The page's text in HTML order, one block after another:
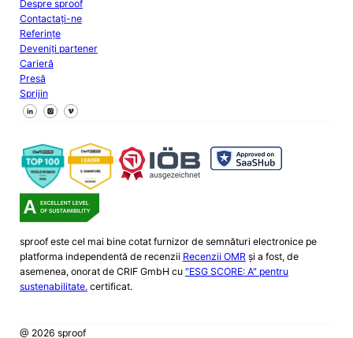
Despre sproof
Contactați-ne
Referințe
Deveniți partener
Carieră
Presă
Sprijin
Urmăriți-ne pe Facebook
Urmăriți-ne pe X
Urmăriți-ne pe LinkedIn
sproof este cel mai bine cotat furnizor de semnături electronice pe
platforma independentă de recenzii Recenzii OMRși a fost, de
asemenea, onorat de CRIF GmbH cu "ESG SCORE: A" pentru
sustenabilitate.certificat.
@ 2026 sproof